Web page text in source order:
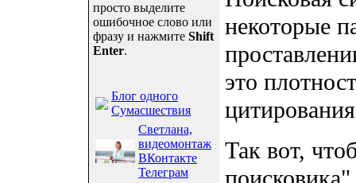
просто выделите
ошибочное слово или
фразу и нажмите Shift
Enter.
Блог одного
Сумасшествия
Светлана,
видеомонтаж
ВКонтакте
Телеграм
некоторые
это
Так вот,